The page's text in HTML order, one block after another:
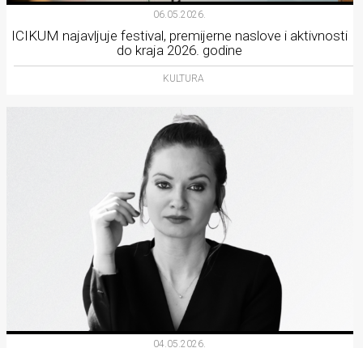
06.05.2026.
ICIKUM najavljuje festival, premijerne naslove i aktivnosti
do kraja 2026. godine
KULTURA
04.05.2026.